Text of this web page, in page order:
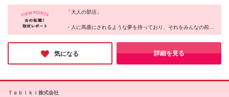
ありません。 でも、だからこそ成長の実感がある
安」より「どこまで成長できるか」を楽しめる環境で
し、挑戦を続けた人 すべての人がこの結果を得られ
く、「行動する」ことが、成果への第一歩です。 ※固
する固定報酬の仕事にエントリー可能。全メンバーの
約20％程度が固定報酬を得ており、時給1,500円～
10,000円相当の仕事があります（一定のスキルを必要
で働きたい！」と思った場所が職場です（0秒出社）
・平日にワーケーション先でオンライン商談や、移動
中にチャットでコミュニケーションもOK
――――――――――――――――― ◎メタバース
オフィス「oVice」の活用 完全在宅でありながら孤独
感ゼロ。 ・研修や案件相談、仕事のMTG ・「ねぇね
「大人の部活」
・人に馬鹿にされるような夢を持っており、それをみんなの前で
発言できる
・慣れ合いではなく切磋琢磨できる、本気で向き合ってくれる仲
間がいる
・賞賛承認文化があり、あなたの存在を認めてくれる環境がある
・トレーナーが正しい努力を示し、適切なフィードバックを行っ
・1年後、驚くほど成長した大好きな自分に出会える
気になる 詳細を見る
Ｔｅｂｉｋｉ株式会社